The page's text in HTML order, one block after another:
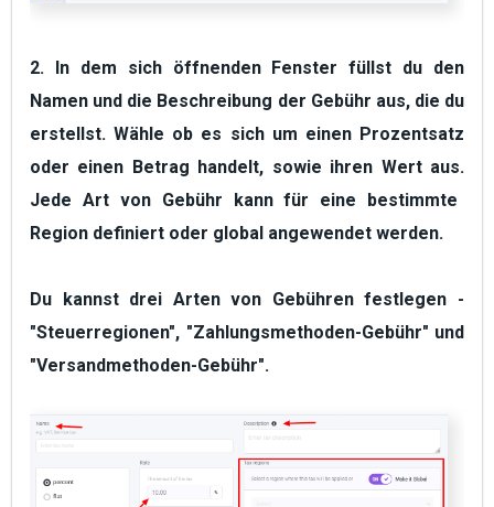
2. In dem sich öffnenden Fenster füllst du den
Namen und die Beschreibung der Gebühr aus, die du
erstellst. Wähle ob es sich um einen Prozentsatz
oder einen Betrag handelt, sowie ihren Wert aus.
Jede Art von Gebühr kann für eine bestimmte
Region definiert oder global angewendet werden.
Du kannst drei Arten von Gebühren festlegen -
"Steuerregionen", "Zahlungsmethoden-Gebühr" und
"Versandmethoden-Gebühr".